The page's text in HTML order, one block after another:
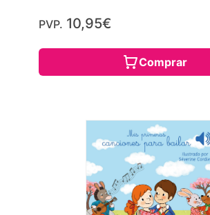
PVP. 10,95€
Comprar